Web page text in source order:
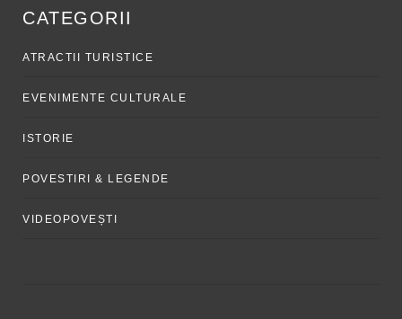
CATEGORII
ATRACTII TURISTICE
EVENIMENTE CULTURALE
ISTORIE
POVESTIRI & LEGENDE
VIDEOPOVEȘTI